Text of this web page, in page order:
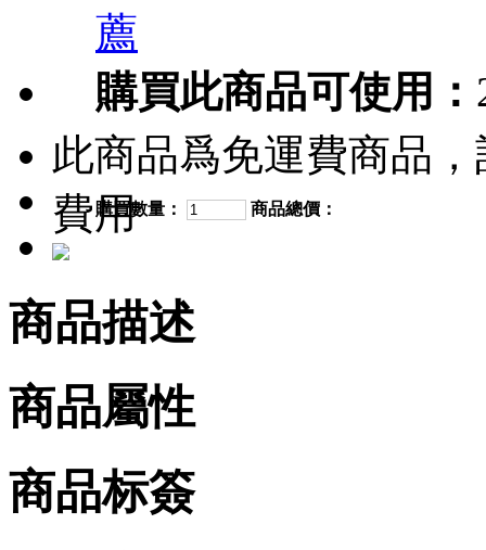
薦
購買此商品可使用：
此商品爲免運費商品
費用購買數量： 商品總價：
商品描述
商品屬性
商品标簽